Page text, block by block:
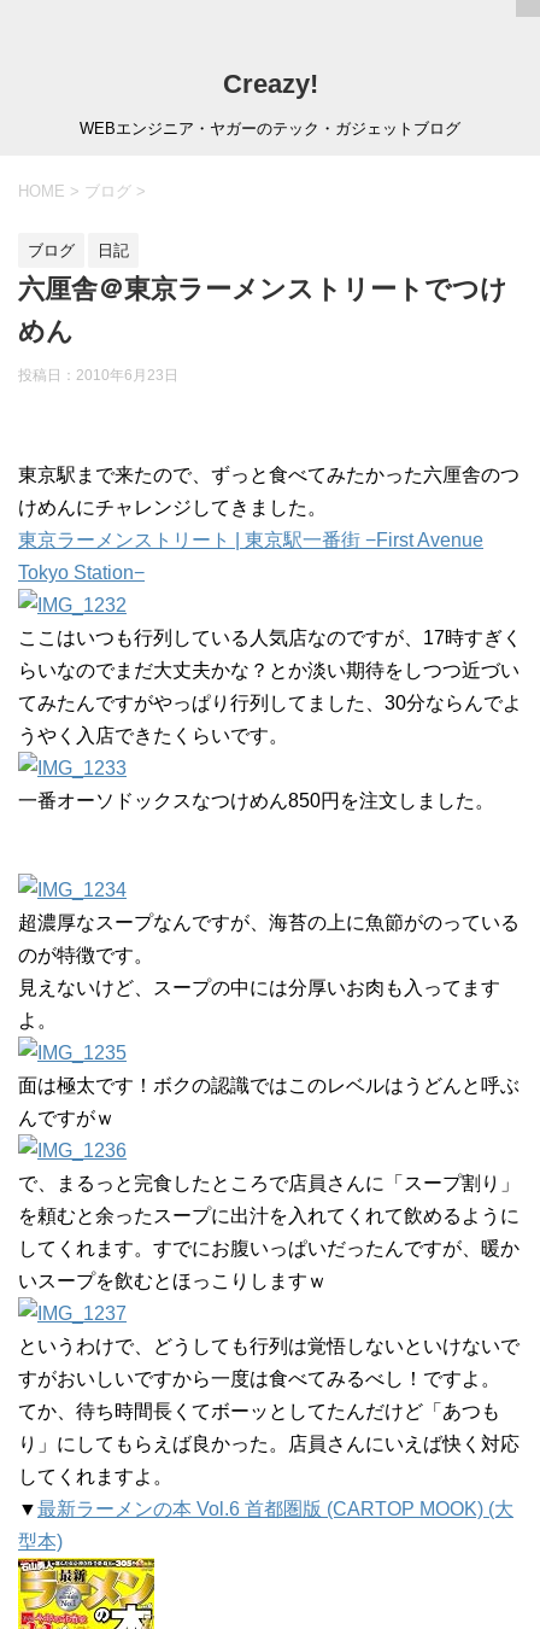
Creazy!
WEBエンジニア・ヤガーのテック・ガジェットブログ
HOME > ブログ >
ブログ 日記
六厘舎＠東京ラーメンストリートでつけ
めん
投稿日： 2010年6月23日
東京駅まで来たので、ずっと食べてみたかった六厘舎のつ
けめんにチャレンジしてきました。
東京ラーメンストリート | 東京駅一番街 −First Avenue
Tokyo Station−
ここはいつも行列している人気店なのですが、17時すぎく
らいなのでまだ大丈夫かな？とか淡い期待をしつつ近づい
てみたんですがやっぱり行列してました、30分ならんでよ
うやく入店できたくらいです。
一番オーソドックスなつけめん850円を注文しました。
超濃厚なスープなんですが、海苔の上に魚節がのっている
のが特徴です。
見えないけど、スープの中には分厚いお肉も入ってます
よ。
面は極太です！ボクの認識ではこのレベルはうどんと呼ぶ
んですがｗ
で、まるっと完食したところで店員さんに「スープ割り」
を頼むと余ったスープに出汁を入れてくれて飲めるように
してくれます。すでにお腹いっぱいだったんですが、暖か
いスープを飲むとほっこりしますｗ
というわけで、どうしても行列は覚悟しないといけないで
すがおいしいですから一度は食べてみるべし！ですよ。
てか、待ち時間長くてボーッとしてたんだけど「あつも
り」にしてもらえば良かった。店員さんにいえば快く対応
してくれますよ。
▼最新ラーメンの本 Vol.6 首都圏版 (CARTOP MOOK) (大
型本)